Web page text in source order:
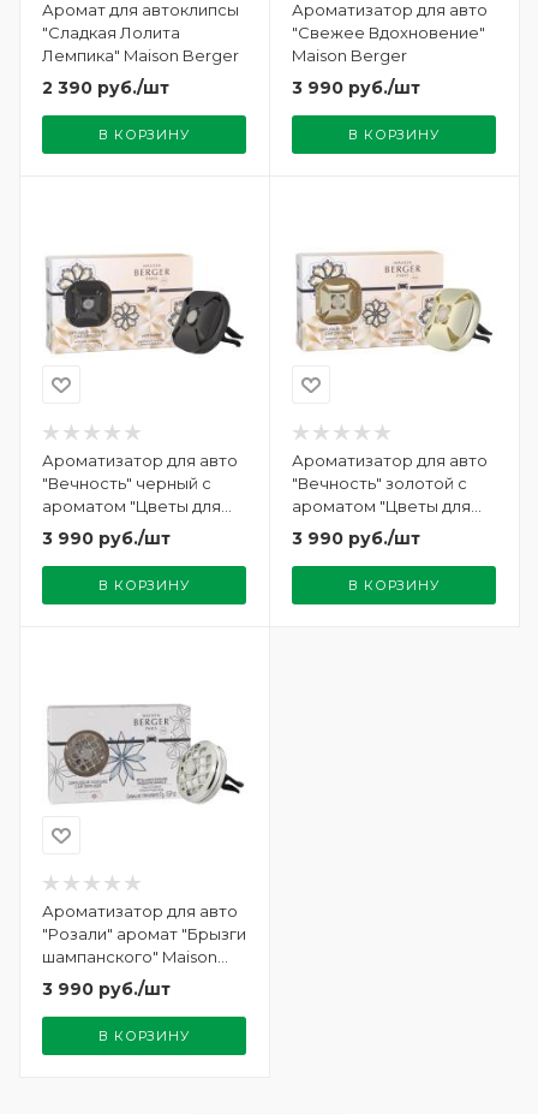
Аромат для автоклипсы
"Сладкая Лолита
Лемпика" Maison Berger
2 390 руб./шт
В КОРЗИНУ
Ароматизатор для авто
"Свежее Вдохновение"
Maison Berger
3 990 руб./шт
В КОРЗИНУ
Ароматизатор для авто
"Вечность" черный с
ароматом "Цветы для
Леди" Maison Berger
3 990 руб./шт
В КОРЗИНУ
Ароматизатор для авто
"Вечность" золотой с
ароматом "Цветы для
Леди" Maison Berger
3 990 руб./шт
В КОРЗИНУ
Ароматизатор для авто
"Розали" аромат "Брызги
шампанского" Maison
Berger
3 990 руб./шт
В КОРЗИНУ